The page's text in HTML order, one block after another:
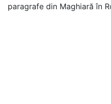
paragrafe din Maghiară în